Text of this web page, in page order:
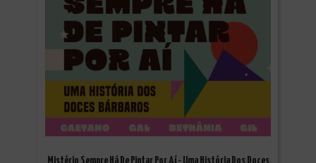
Mistério Sempre Há De Pintar Por Aí - Uma História Dos Doces